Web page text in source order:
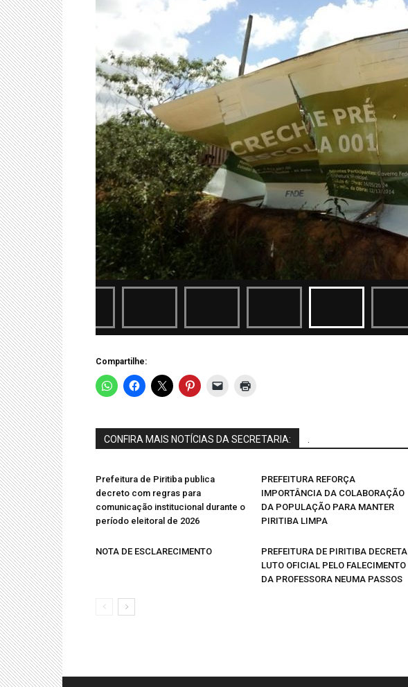
Compartilhe:
CONFIRA MAIS NOTÍCIAS DA SECRETARIA:
Prefeitura de Piritiba publica
decreto com regras para
comunicação institucional durante o
período eleitoral de 2026
PREFEITURA REFORÇA
IMPORTÂNCIA DA COLABORAÇÃO
DA POPULAÇÃO PARA MANTER
PIRITIBA LIMPA
NOTA DE ESCLARECIMENTO
PREFEITURA DE PIRITIBA DECRETA
LUTO OFICIAL PELO FALECIMENTO
DA PROFESSORA NEUMA PASSOS